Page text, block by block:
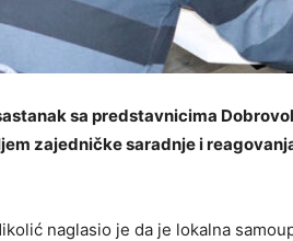
sa predstavnicima
zajedničke saradnje i
naglasio je da je lokalna